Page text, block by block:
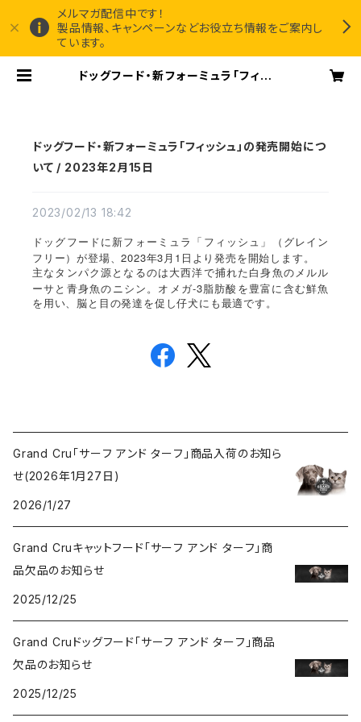
メルマガ配信中です！
製品情報、キャンペーンなどお役立ち情報をご案内し
ています。
ドッグフード・新フォーミュラ「フィッシ
ドッグフード・新フォーミュラ「フィッシュ」の発売開始につ
いて / 2023年2月15日
2023/02/13 18:42
ドッグフードに新フォーミュラ「フィッシュ」（グレイン
フリー）が登場、2023年3 月 1 日より発売を開始します。
主なタンパク源となるのは大西洋で捕れた白身魚のメルル
ーサと青身魚のニシン。オメガ-3脂肪酸を豊富に含む鮮魚
を用い、脳と目の発達を促し仔犬にも最適です。
Grand Cru「サーフ アンド ターフ」商品入荷のお知ら
せ(2026年1月27日)
2026/1/27
Grand Cruキャットフード「サーフ アンド ターフ」商
品欠品のお知らせ
2025/12/25
Grand Cruドッグフード「サーフ アンド ターフ」商品
欠品のお知らせ
2025/12/25